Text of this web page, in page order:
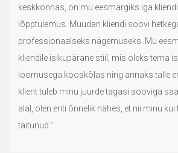
keskkonnas, on mu eesmärgiks iga
lõpptulemus. Muudan kliendi soovi
professionaalseks nägemuseks. Mu
kliendile isikupärane stiil, mis oleks tema
loomusega kooskõlas ning annaks talle
klient tuleb minu juurde tagasi sooviga
alal, olen eriti õnnelik nähes, et nii minu
täitunud.”